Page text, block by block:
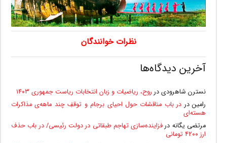
نظرات خوانندگان
آخرین دیدگاه‌ها
نسترن شاهرودی در روح، ریاضیات و زبان انتخابات ریاست جمهوری ۱۴۰۳
رامیندر در باب مناقشات حول احیای برجام و توقفِ چند ماهه‌ی مذاکرات
هسته‌ای
مرتضی یگانه درفزاینده‌سازی تهاجم طبقاتی در دولت رئیسی/ در باب حذف
ارز ۴۲۰۰ تومانی